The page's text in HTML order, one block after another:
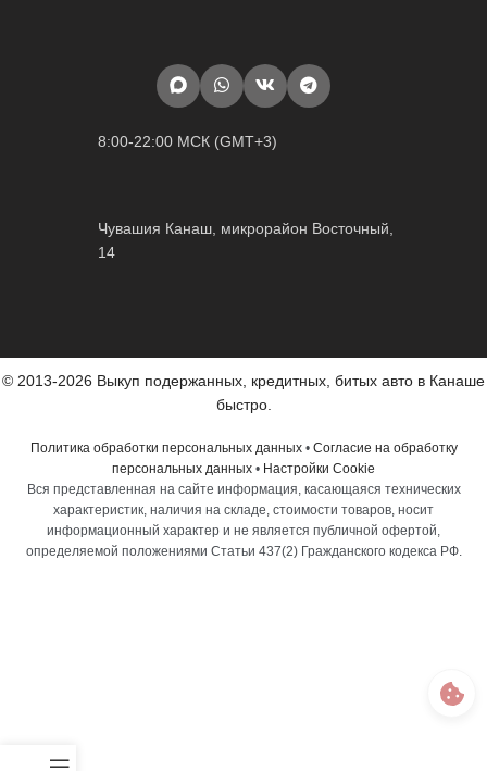
8:00-22:00 МСК (GMT+3)
Чувашия Канаш, микрорайон Восточный,
14
© 2013-2026 Выкуп подержанных, кредитных, битых авто в Канаше
быстро.
Политика обработки персональных данных• Согласие на обработку
персональных данных • Настройки Cookie
Вся представленная на сайте информация, касающаяся технических
характеристик, наличия на складе, стоимости товаров, носит
информационный характер и не является публичной офертой,
определяемой положениями Статьи 437(2) Гражданского кодекса РФ.